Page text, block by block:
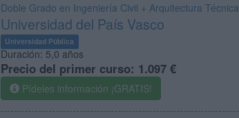
Doble Grado en Ingeniería Civil + Arquitectura Técnica
Universidad del País Vasco
Universidad Pública
Duración: 5,0 años
Precio del primer curso: 1.097 €
Pídeles información ¡GRATIS!